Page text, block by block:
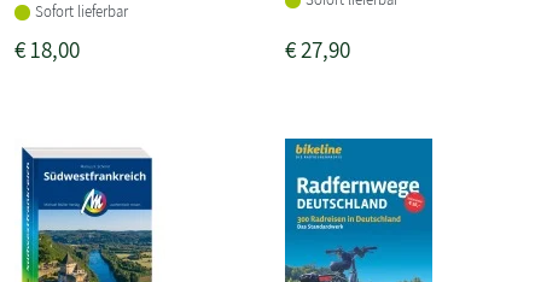
Sofort lieferbar
€18,00 €27,90